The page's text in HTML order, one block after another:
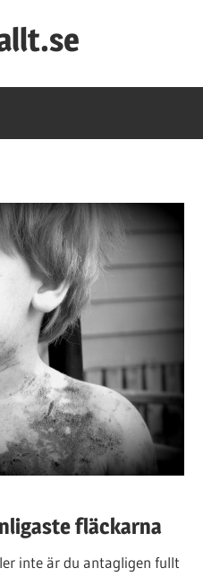
fläckarna
inte är du antagligen fullt